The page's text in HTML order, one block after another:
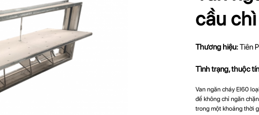
cầu chì
Thương hiệu:Tiên
Tình trạng, thuộc
Van ngăn cháy EI60
để không chỉ ngăn
trong một khoảng thời